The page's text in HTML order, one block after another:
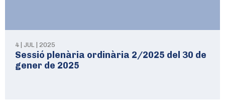
4 | JUL | 2025
Sessió plenària ordinària 2/2025 del 30 de
gener de 2025